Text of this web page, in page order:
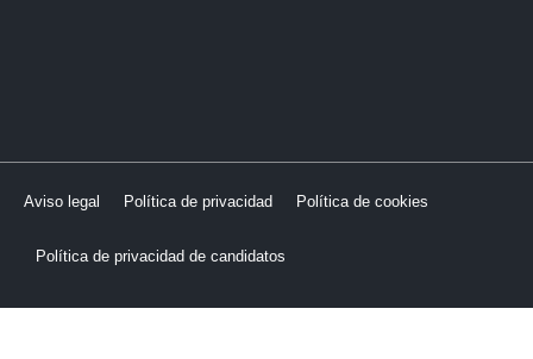
Aviso legal Política de privacidad Política de cookies
Política de privacidad de candidatos